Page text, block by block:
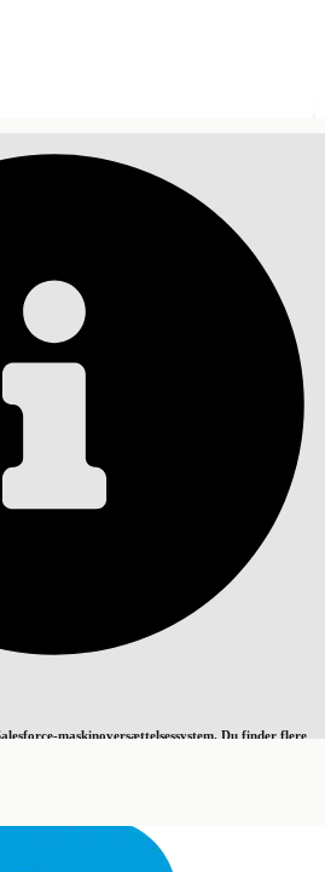
maskinoversættelsessystem. Du finder flere